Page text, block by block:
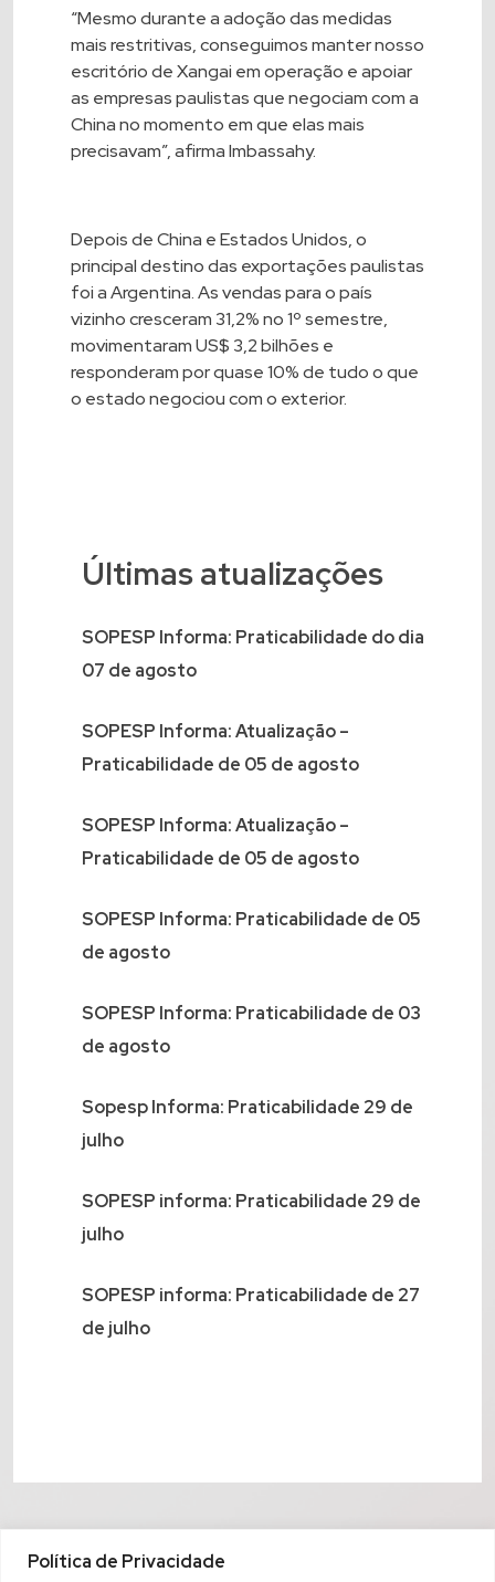
Política de Privacidade
“Mesmo durante a adoção das medidas
mais restritivas, conseguimos manter nosso
escritório de Xangai em operação e apoiar
as empresas paulistas que negociam com a
China no momento em que elas mais
precisavam”, afirma Imbassahy.
Depois de China e Estados Unidos, o
principal destino das exportações paulistas
foi a Argentina. As vendas para o país
vizinho cresceram 31,2% no 1º semestre,
movimentaram US$ 3,2 bilhões e
responderam por quase 10% de tudo o que
o estado negociou com o exterior.
Últimas atualizações
SOPESP Informa: Praticabilidade do dia
07 de agosto
SOPESP Informa: Atualização –
Praticabilidade de 05 de agosto
SOPESP Informa: Atualização –
Praticabilidade de 05 de agosto
SOPESP Informa: Praticabilidade de 05
de agosto
SOPESP Informa: Praticabilidade de 03
de agosto
Sopesp Informa: Praticabilidade 29 de
julho
SOPESP informa: Praticabilidade 29 de
julho
SOPESP informa: Praticabilidade de 27
de julho